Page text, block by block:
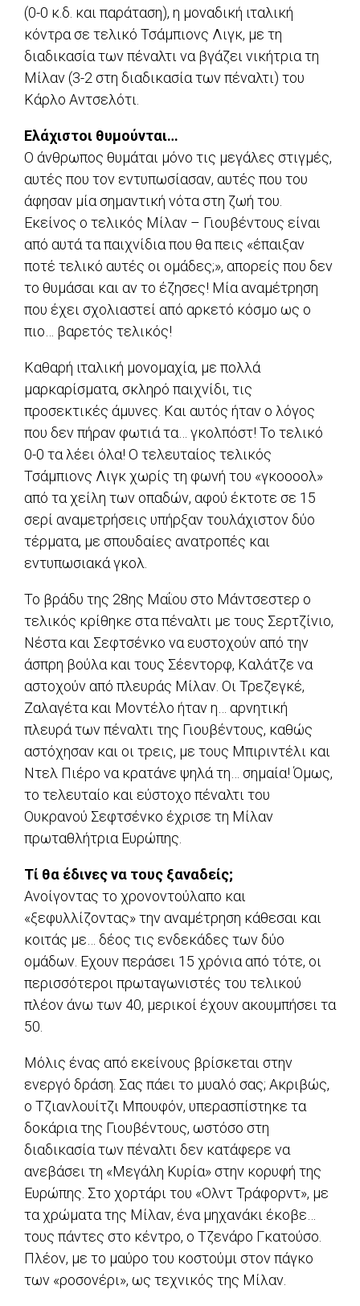
(0-0 κ.δ. και παράταση), η μοναδική ιταλική
κόντρα σε τελικό Τσάμπιονς Λιγκ, με τη
διαδικασία των πέναλτι να βγάζει νικήτρια τη
Μίλαν (3-2 στη διαδικασία των πέναλτι) του
Κάρλο Αντσελότι.
Ελάχιστοι θυμούνται…
Ο άνθρωπος θυμάται μόνο τις μεγάλες στιγμές,
αυτές που τον εντυπωσίασαν, αυτές που του
άφησαν μία σημαντική νότα στη ζωή του.
Εκείνος ο τελικός Μίλαν – Γιουβέντους είναι
από αυτά τα παιχνίδια που θα πεις «έπαιξαν
ποτέ τελικό αυτές οι ομάδες;», απορείς που δεν
το θυμάσαι και αν το έζησες! Μία αναμέτρηση
που έχει σχολιαστεί από αρκετό κόσμο ως ο
πιο… βαρετός τελικός!
Καθαρή ιταλική μονομαχία, με πολλά
μαρκαρίσματα, σκληρό παιχνίδι, τις
προσεκτικές άμυνες. Και αυτός ήταν ο λόγος
που δεν πήραν φωτιά τα… γκολπόστ! Το τελικό
0-0 τα λέει όλα! Ο τελευταίος τελικός
Τσάμπιονς Λιγκ χωρίς τη φωνή του «γκοοοολ»
από τα χείλη των οπαδών, αφού έκτοτε σε 15
σερί αναμετρήσεις υπήρξαν τουλάχιστον δύο
τέρματα, με σπουδαίες ανατροπές και
εντυπωσιακά γκολ.
Το βράδυ της 28ης Μαΐου στο Μάντσεστερ ο
τελικός κρίθηκε στα πέναλτι με τους Σερτζίνιο,
Νέστα και Σεφτσένκο να ευστοχούν από την
άσπρη βούλα και τους Σέεντορφ, Καλάτζε να
αστοχούν από πλευράς Μίλαν. Οι Τρεζεγκέ,
Ζαλαγέτα και Μοντέλο ήταν η… αρνητική
πλευρά των πέναλτι της Γιουβέντους, καθώς
αστόχησαν και οι τρεις, με τους Μπιριντέλι και
Ντελ Πιέρο να κρατάνε ψηλά τη… σημαία! Όμως,
το τελευταίο και εύστοχο πέναλτι του
Ουκρανού Σεφτσένκο έχρισε τη Μίλαν
πρωταθλήτρια Ευρώπης.
Τί θα έδινες να τους ξαναδείς;
Ανοίγοντας το χρονοντούλαπο και
«ξεφυλλίζοντας» την αναμέτρηση κάθεσαι και
κοιτάς με… δέος τις ενδεκάδες των δύο
ομάδων. Εχουν περάσει 15 χρόνια από τότε, οι
περισσότεροι πρωταγωνιστές του τελικού
πλέον άνω των 40, μερικοί έχουν ακουμπήσει τα
50.
Μόλις ένας από εκείνους βρίσκεται στην
ενεργό δράση. Σας πάει το μυαλό σας; Ακριβώς,
ο Τζιανλουίτζι Μπουφόν, υπερασπίστηκε τα
δοκάρια της Γιουβέντους, ωστόσο στη
διαδικασία των πέναλτι δεν κατάφερε να
ανεβάσει τη «Μεγάλη Κυρία» στην κορυφή της
Ευρώπης. Στο χορτάρι του «Ολντ Τράφορντ», με
τα χρώματα της Μίλαν, ένα μηχανάκι έκοβε…
τους πάντες στο κέντρο, ο Τζενάρο Γκατούσο.
Πλέον, με το μαύρο του κοστούμι στον πάγκο
των «ροσονέρι», ως τεχνικός της Μίλαν.